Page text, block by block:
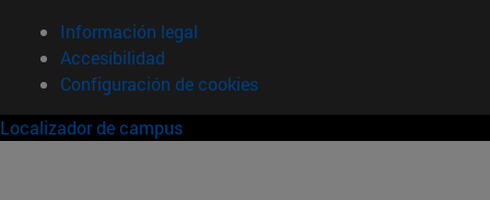
Información legal
Accesibilidad
Configuración de cookies
Localizador de campus